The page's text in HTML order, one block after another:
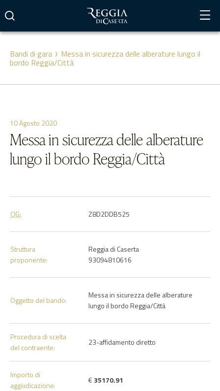
contenuto
Bandi di gara Messa in sicurezza delle alberature lungo il
bordo Reggia/Città
10 Agosto 2020
Messa in sicurezza delle alberature
lungo il bordo Reggia/Città
CIG: Z8D2DDB525
Struttura
proponente:
Reggia di Caserta
93094810616
Oggetto del bando:
Messa in sicurezza delle alberature
lungo il bordo Reggia/Città
Procedura di scelta
del contraente:
23-affidamento diretto
Importo di
aggiudicazione:
€ 35170.91